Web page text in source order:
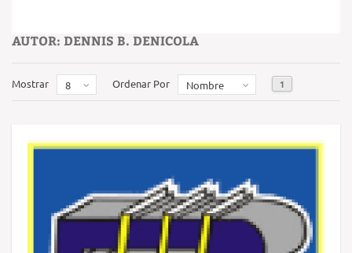
AUTOR: DENNIS B. DENICOLA
Mostrar 8 Ordenar Por Nombre 1